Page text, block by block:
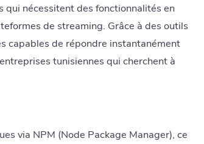
qui nécessitent des fonctionnalités en
de streaming. Grâce à des outils
capables de répondre instantanément
tunisiennes qui cherchent à
via NPM (Node Package Manager), ce